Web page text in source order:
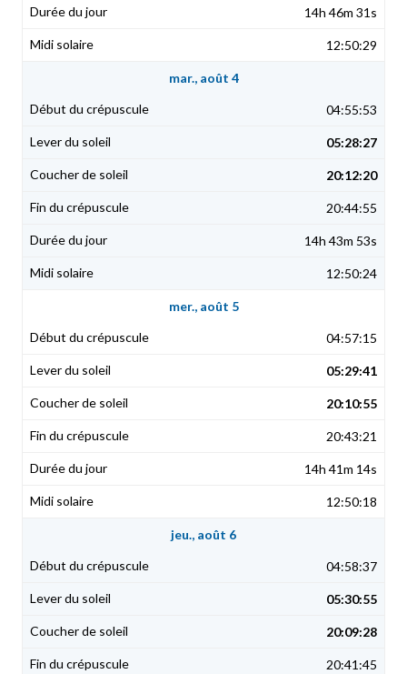
14h 46m 31s
12:50:29
mar., août 4
04:55:53
05:28:27
20:12:20
20:44:55
14h 43m 53s
12:50:24
mer., août 5
04:57:15
05:29:41
20:10:55
20:43:21
14h 41m 14s
12:50:18
jeu., août 6
04:58:37
05:30:55
20:09:28
20:41:45